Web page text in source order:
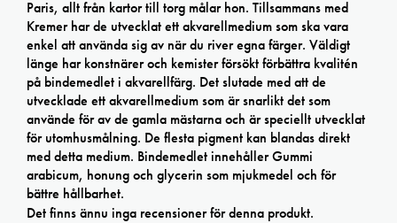
Paris, allt från kartor till torg målar hon. Tillsammans med
Kremer har de utvecklat ett akvarellmedium som ska vara
enkel att använda sig av när du river egna färger. Väldigt
länge har konstnärer och kemister försökt förbättra kvalitén
på bindemedlet i akvarellfärg. Det slutade med att de
utvecklade ett akvarellmedium som är snarlikt det som
använde för av de gamla mästarna och är speciellt utvecklat
för utomhusmålning. De flesta pigment kan blandas direkt
med detta medium. Bindemedlet innehåller Gummi
arabicum, honung och glycerin som mjukmedel och för
bättre hållbarhet.
Det finns ännu inga recensioner för denna produkt.